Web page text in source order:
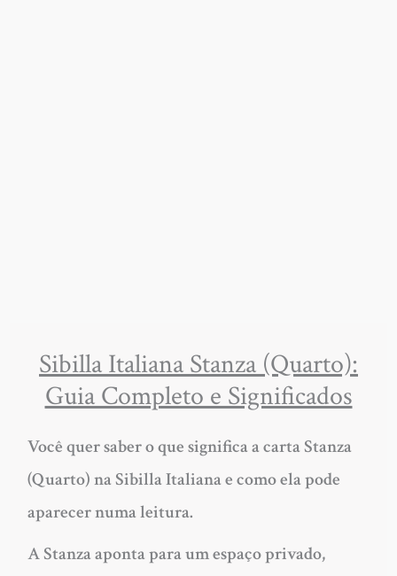
Sibilla Italiana Stanza (Quarto):
Guia Completo e Significados
Você quer saber o que significa a carta Stanza
(Quarto) na Sibilla Italiana e como ela pode
aparecer numa leitura.
A Stanza aponta para um espaço privado,